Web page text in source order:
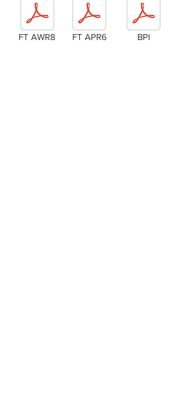
FT AWR8 FT APR6 BPI